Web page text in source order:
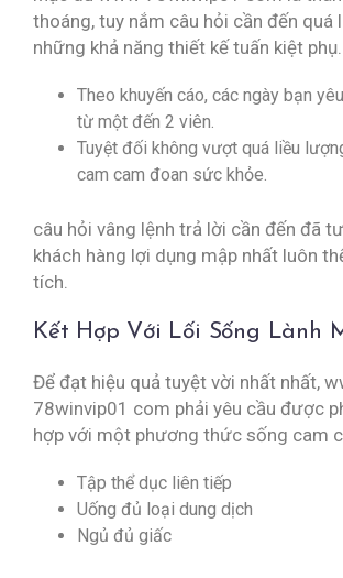
thoáng, tuy nắm câu hỏi cần đến quá
những khả năng thiết kế tuấn kiệt phụ.
Theo khuyến cáo, các ngày bạn
từ một đến 2 viên.
Tuyệt đối không vượt quá liều
cam cam đoan sức khỏe.
câu hỏi vâng lệnh trả lời cần đến đã
khách hàng lợi dụng mập nhất luôn
tích.
Kết Hợp Với Lối Sống Lành
Để đạt hiệu quả tuyệt vời nhất nhất,
78winvip01 com phải yêu cầu được
hợp với một phương thức sống cam
Tập thể dục liên tiếp
Uống đủ loại dung dịch
Ngủ đủ giấc